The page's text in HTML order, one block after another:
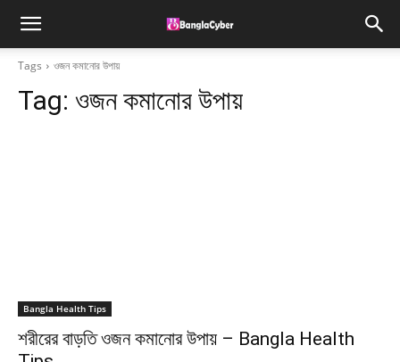
Tags ওজন কমানোর উপায়
Tag: ওজন কমানোর উপায়
Bangla Health Tips
শরীরের বাড়তি ওজন কমানোর উপায় – Bangla Health